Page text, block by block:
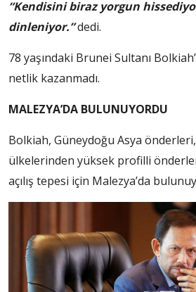
“Kendisini biraz yorgun
dinleniyor.”dedi.
78 yaşındaki Brunei Sultanı
netlik kazanmadı.
MALEZYA’DA BULUNUYORDU
Bolkiah, Güneydoğu Asya
ülkelerinden yüksek profilli
açılış tepesi için Malezya’da